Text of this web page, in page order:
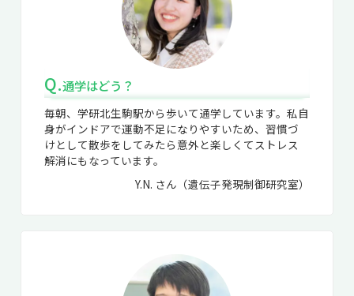
Q.通学はどう？
毎朝、学研北生駒駅から歩いて通学しています。私自
身がインドアで運動不足になりやすいため、習慣づ
けとして散歩をしてみたら意外と楽しくてストレス
解消にもなっています。
Y.N. さん（遺伝子発現制御研究室）